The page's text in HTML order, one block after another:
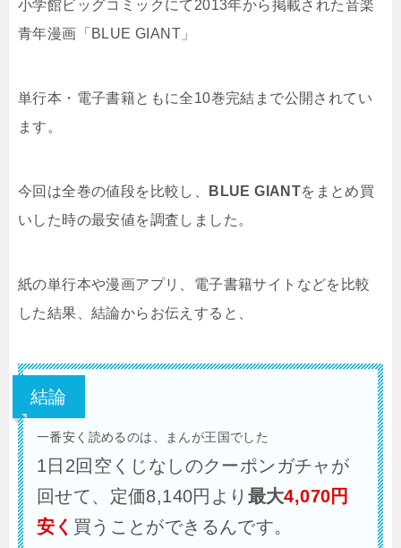
小学館ビッグコミックにて2013年から掲載された音楽
青年漫画「BLUE GIANT」
単行本・電子書籍ともに全10巻完結まで公開されてい
ます。
今回は全巻の値段を比較し、 BLUE GIANTをまとめ買
いした時の最安値を調査しました。
紙の単行本や漫画アプリ、電子書籍サイトなどを比較
した結果、結論からお伝えすると、
結論
一番安く読めるのは、まんが王国でした
1日2回空くじなしのクーポンガチャが
回せて、定価8,140円より 最大4,070円
安く 買うことができるんです。